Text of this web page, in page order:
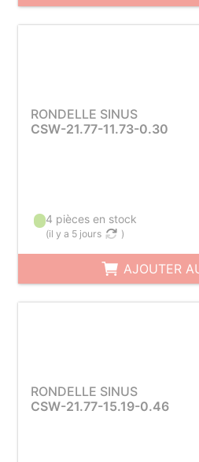
RONDELLE SINUS
CSW-21.77-11.73-0.30
4 pièces en stock
(il y a 5 jours )
AJOUTER
RONDELLE SINUS
CSW-21.77-15.19-0.46